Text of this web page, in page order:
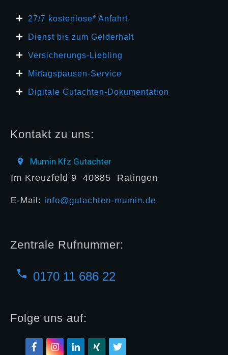
27/7 kosten lose* Anfahrt
Dienst bis zum Gelderhalt
Versicherungs-Liebling
Mittagspausen-Service
Digitale Gutachten-Dokumentation
Kontakt zu uns:
Mumin Kfz Gutachter
Im Kreuzfeld 9 40885 Ratingen
E-Mail: info@gutachten-mumin.de
Zentrale Rufnummer:
0170 11 686 22
Folge uns auf: